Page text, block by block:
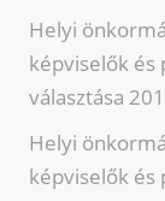
Helyi
képviselők
választása
Helyi
képviselők